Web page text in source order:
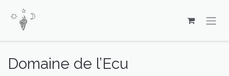
Domaine de l’Ecu